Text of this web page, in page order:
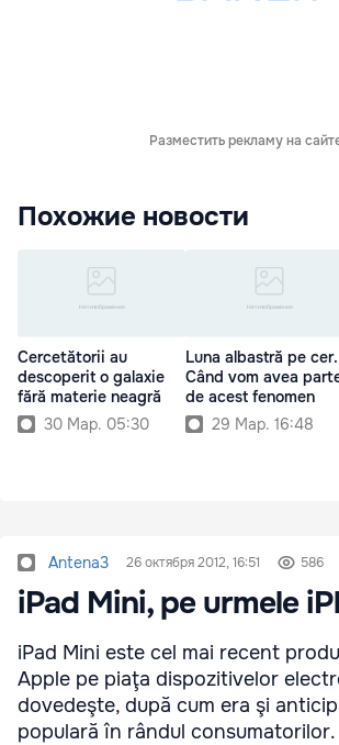
Разместить рекламу на
Похожие новости
Cercetătorii au
descoperit o galaxie
fără materie neagră
30 Мар. 05:30
Luna albastră pe cer.
Când vom avea
de acest fenomen
29 Мар. 16:48
Antena3 26 октября 2012, 16:51 586
iPad Mini, pe urmele
iPad Mini este cel mai recent
Apple pe piaţa dispozitivelor
dovedeşte, după cum era şi
populară în rândul consumatorilor.